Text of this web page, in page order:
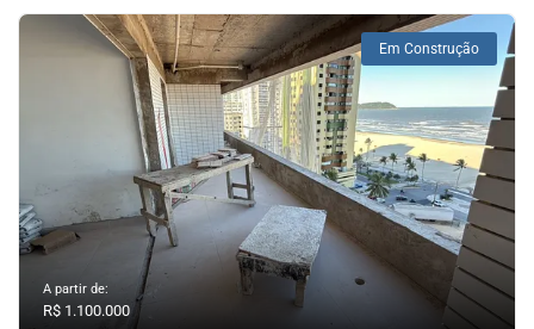
Em Construção
A partir de:
R$ 1.100.000